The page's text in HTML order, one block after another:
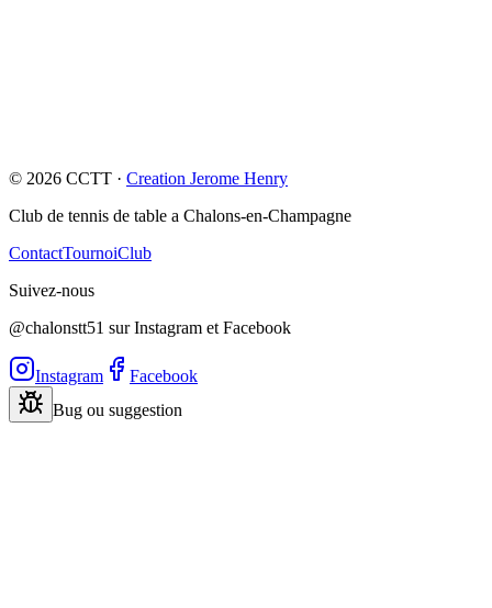
© 2026 CCTT · Creation Jerome Henry
Club de tennis de table a Chalons-en-Champagne
ContactTournoiClub
Suivez-nous
@chalonstt51 sur Instagram et Facebook
Instagram
Facebook
Bug ou suggestion